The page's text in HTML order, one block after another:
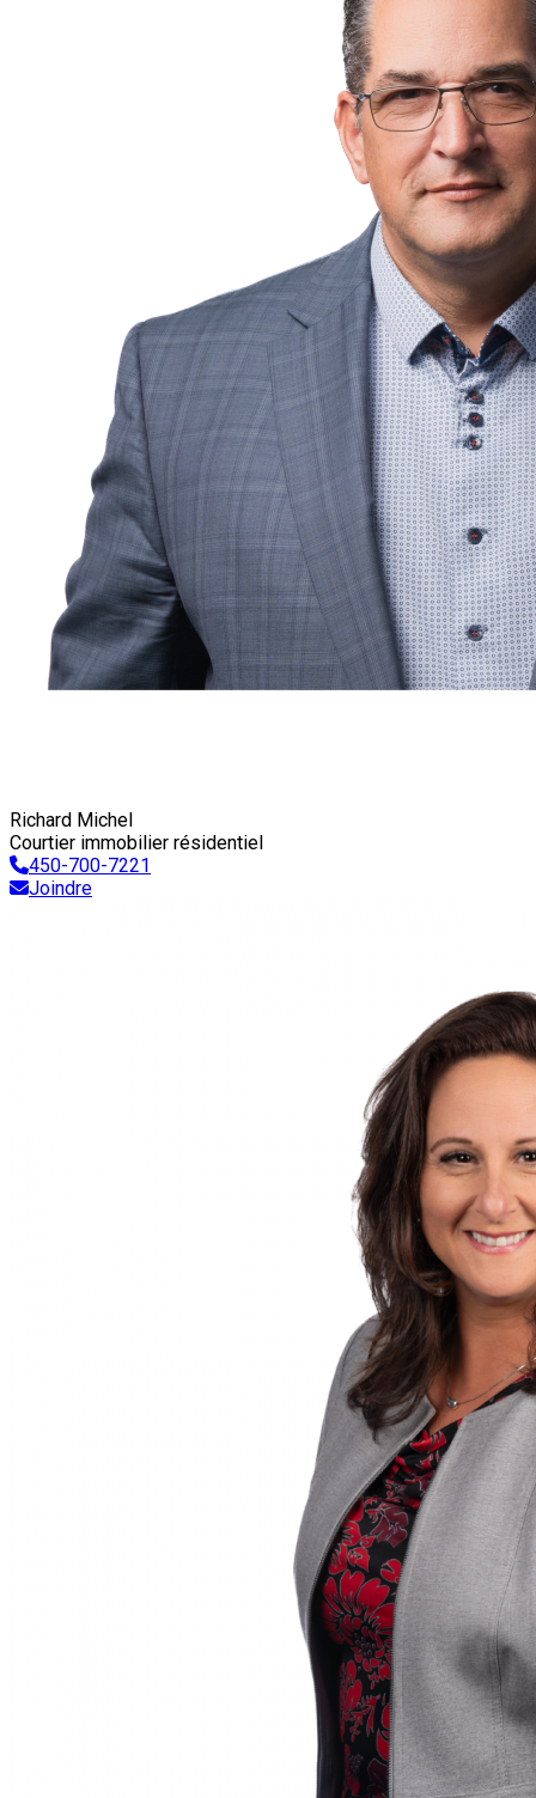
Richard Michel
Courtier immobilier résidentiel
450-700-7221
Joindre